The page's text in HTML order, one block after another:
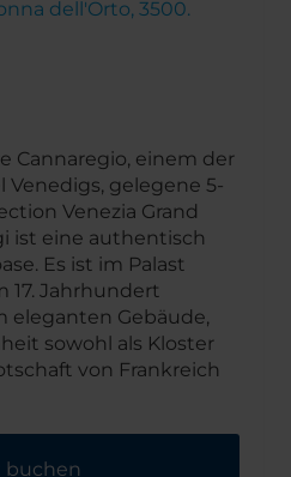
dell'Orto, 3500.
Cannaregio, einem der
gelegene 5-
Venezia Grand
ist eine authentisch
Es ist im Palast
17. Jahrhundert
eleganten Gebäude,
sowohl als Kloster
von Frankreich
buchen